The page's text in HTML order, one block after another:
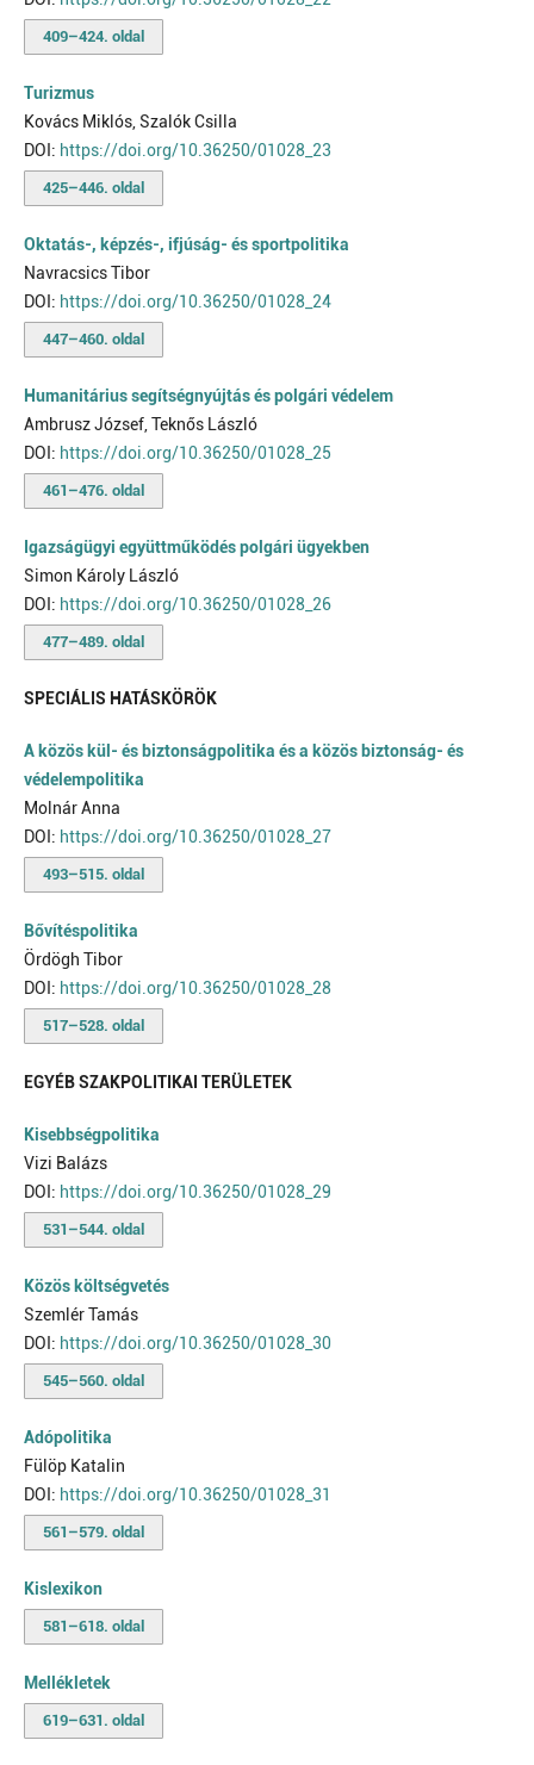
409–424. oldal
Turizmus
Kovács Miklós, Szalók Csilla
DOI: https://doi.org/10.36250/01028_23
425–446. oldal
Oktatás-, képzés-, ifjúság- és sportpolitika
Navracsics Tibor
DOI: https://doi.org/10.36250/01028_24
447–460. oldal
Humanitárius segítségnyújtás és polgári védelem
Ambrusz József, Teknős László
DOI: https://doi.org/10.36250/01028_25
461–476. oldal
Igazságügyi együttműködés polgári ügyekben
Simon Károly László
DOI: https://doi.org/10.36250/01028_26
477–489. oldal
SPECIÁLIS HATÁSKÖRÖK
A közös kül- és biztonságpolitika és a közös biztonság- és
védelempolitika
Molnár Anna
DOI: https://doi.org/10.36250/01028_27
493–515. oldal
Bővítéspolitika
Ördögh Tibor
DOI: https://doi.org/10.36250/01028_28
517–528. oldal
EGYÉB SZAKPOLITIKAI TERÜLETEK
Kisebbségpolitika
Vizi Balázs
DOI: https://doi.org/10.36250/01028_29
531–544. oldal
Közös költségvetés
Szemlér Tamás
DOI: https://doi.org/10.36250/01028_30
545–560. oldal
Adópolitika
Fülöp Katalin
DOI: https://doi.org/10.36250/01028_31
561–579. oldal
Kislexikon
581–618. oldal
Mellékletek
619–631. oldal